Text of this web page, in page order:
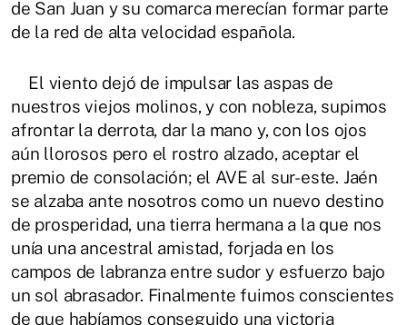
de San Juan y su comarca merecían formar parte
de la red de alta velocidad española.
El viento dejó de impulsar las aspas de
nuestros viejos molinos, y con nobleza, supimos
afrontar la derrota, dar la mano y, con los ojos
aún llorosos pero el rostro alzado, aceptar el
premio de consolación; el AVE al sur-este. Jaén
se alzaba ante nosotros como un nuevo destino
de prosperidad, una tierra hermana a la que nos
unía una ancestral amistad, forjada en los
campos de labranza entre sudor y esfuerzo bajo
un sol abrasador. Finalmente fuimos conscientes
de que habíamos conseguido una victoria